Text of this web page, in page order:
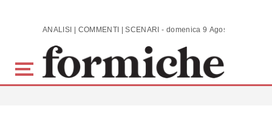
Skip to main content ANALISI | COMMENTI | SCENARI - domenica 9 Agosto 2026